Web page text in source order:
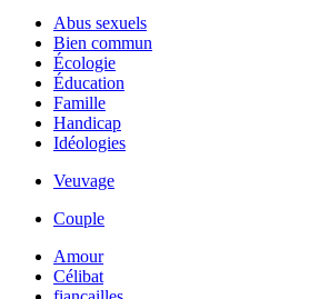
Abus sexuels
Bien commun
Écologie
Éducation
Famille
Handicap
Idéologies
Veuvage
Couple
Amour
Célibat